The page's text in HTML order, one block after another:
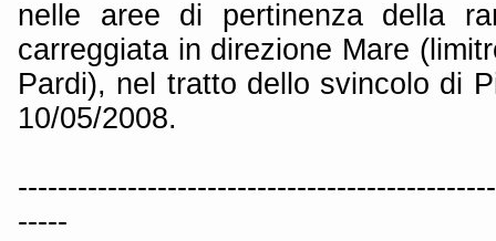
nelle aree di pertinenza della
carreggiata in direzione Mare
Pardi), nel tratto dello svincolo di
10/05/2008.
-----